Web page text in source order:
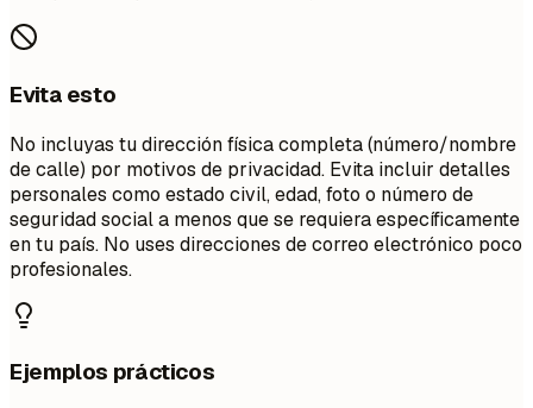
Evita esto
No incluyas tu dirección física completa (número/nombre
de calle) por motivos de privacidad. Evita incluir detalles
personales como estado civil, edad, foto o número de
seguridad social a menos que se requiera específicamente
en tu país. No uses direcciones de correo electrónico poco
profesionales.
Ejemplos prácticos